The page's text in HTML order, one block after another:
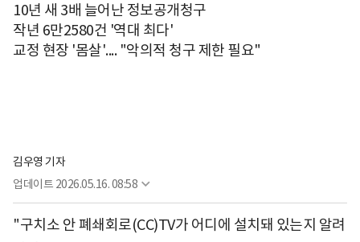
10년 새 3배 늘어난 정보공개청구
작년 6만2580건 '역대 최다'
교정 현장 '몸살'.... "악의적 청구 제한 필요"
김우영 기자
업데이트 2026.05.16. 08:58
"구치소 안 폐쇄회로(CC)TV가 어디에 설치돼 있는지 알려